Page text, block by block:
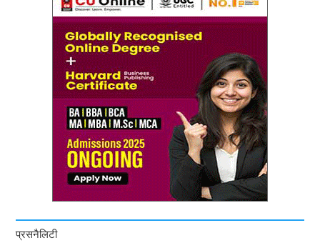
प्रसनैलिटी